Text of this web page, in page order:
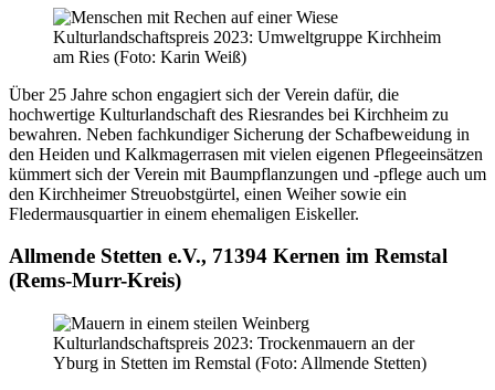
Kulturlandschaftspreis 2023: Umweltgruppe Kirchheim
am Ries (Foto: Karin Weiß)
Über 25 Jahre schon engagiert sich der Verein dafür, die
hochwertige Kulturlandschaft des Riesrandes bei Kirchheim zu
bewahren. Neben fachkundiger Sicherung der Schafbeweidung in
den Heiden und Kalkmagerrasen mit vielen eigenen Pflegeeinsätzen
kümmert sich der Verein mit Baumpflanzungen und -pflege auch um
den Kirchheimer Streuobstgürtel, einen Weiher sowie ein
Fledermausquartier in einem ehemaligen Eiskeller.
Allmende Stetten e.V., 71394 Kernen im Remstal
(Rems-Murr-Kreis)
Kulturlandschaftspreis 2023: Trockenmauern an der
Yburg in Stetten im Remstal (Foto: Allmende Stetten)